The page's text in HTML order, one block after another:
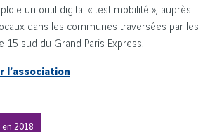
un outil digital « test mobilité », auprès
dans les communes traversées par les
15 sud du Grand Paris Express.
l’association
en 2018